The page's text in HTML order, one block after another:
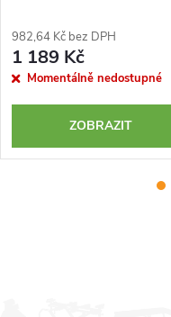
982,64 Kč bez DPH
1 189 Kč
Momentálně nedostupné
ZOBRAZIT